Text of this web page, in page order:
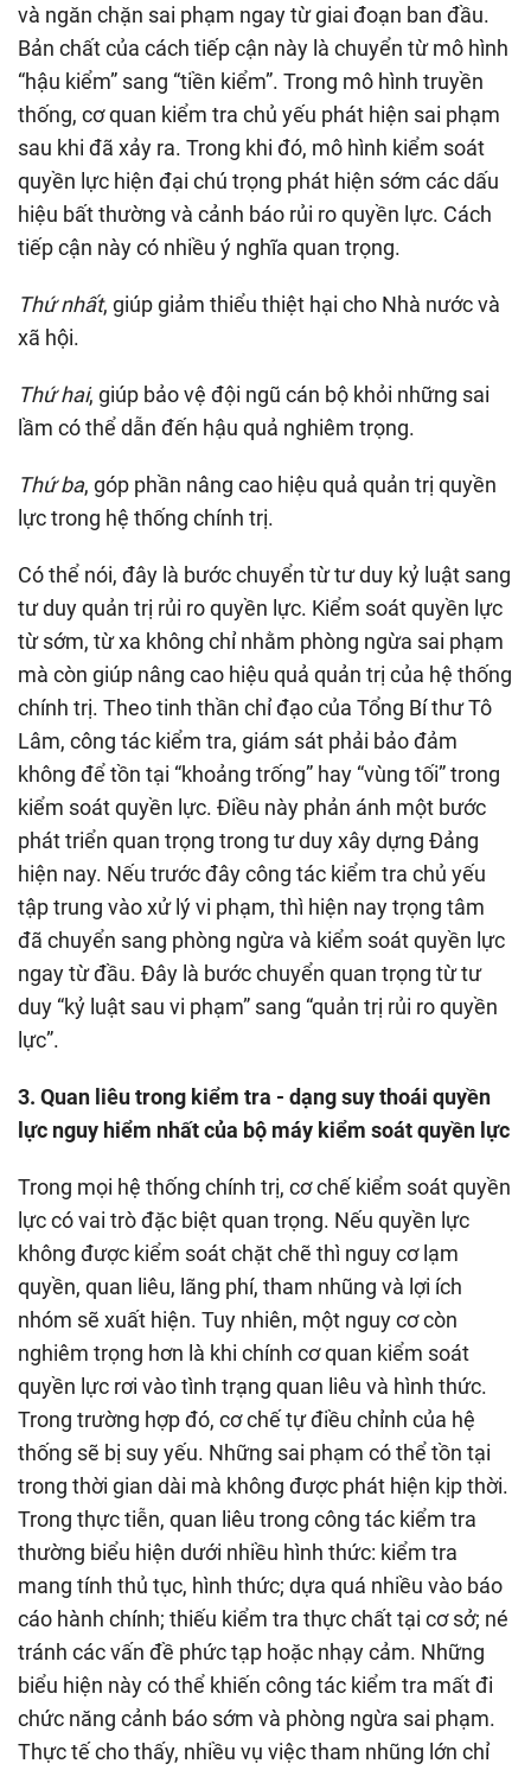
và ngăn chặn sai phạm ngay từ giai đoạn ban đầu.
Bản chất của cách tiếp cận này là chuyển từ mô hình
“hậu kiểm” sang “tiền kiểm”. Trong mô hình truyền
thống, cơ quan kiểm tra chủ yếu phát hiện sai phạm
sau khi đã xảy ra. Trong khi đó, mô hình kiểm soát
quyền lực hiện đại chú trọng phát hiện sớm các dấu
hiệu bất thường và cảnh báo rủi ro quyền lực. Cách
tiếp cận này có nhiều ý nghĩa quan trọng.
Thứ nhất, giúp giảm thiểu thiệt hại cho Nhà nước và
xã hội.
Thứ hai, giúp bảo vệ đội ngũ cán bộ khỏi những sai
lầm có thể dẫn đến hậu quả nghiêm trọng.
Thứ ba, góp phần nâng cao hiệu quả quản trị quyền
lực trong hệ thống chính trị.
Có thể nói, đây là bước chuyển từ tư duy kỷ luật sang
tư duy quản trị rủi ro quyền lực. Kiểm soát quyền lực
từ sớm, từ xa không chỉ nhằm phòng ngừa sai phạm
mà còn giúp nâng cao hiệu quả quản trị của hệ thống
chính trị. Theo tinh thần chỉ đạo của Tổng Bí thư Tô
Lâm, công tác kiểm tra, giám sát phải bảo đảm
không để tồn tại “khoảng trống” hay “vùng tối” trong
kiểm soát quyền lực. Điều này phản ánh một bước
phát triển quan trọng trong tư duy xây dựng Đảng
hiện nay. Nếu trước đây công tác kiểm tra chủ yếu
tập trung vào xử lý vi phạm, thì hiện nay trọng tâm
đã chuyển sang phòng ngừa và kiểm soát quyền lực
ngay từ đầu. Đây là bước chuyển quan trọng từ tư
duy “kỷ luật sau vi phạm” sang “quản trị rủi ro quyền
lực”.
3. Quan liêu trong kiểm tra - dạng suy thoái quyền
lực nguy hiểm nhất của bộ máy kiểm soát quyền lực
Trong mọi hệ thống chính trị, cơ chế kiểm soát quyền
lực có vai trò đặc biệt quan trọng. Nếu quyền lực
không được kiểm soát chặt chẽ thì nguy cơ lạm
quyền, quan liêu, lãng phí, tham nhũng và lợi ích
nhóm sẽ xuất hiện. Tuy nhiên, một nguy cơ còn
nghiêm trọng hơn là khi chính cơ quan kiểm soát
quyền lực rơi vào tình trạng quan liêu và hình thức.
Trong trường hợp đó, cơ chế tự điều chỉnh của hệ
thống sẽ bị suy yếu. Những sai phạm có thể tồn tại
trong thời gian dài mà không được phát hiện kịp thời.
Trong thực tiễn, quan liêu trong công tác kiểm tra
thường biểu hiện dưới nhiều hình thức: kiểm tra
mang tính thủ tục, hình thức; dựa quá nhiều vào báo
cáo hành chính; thiếu kiểm tra thực chất tại cơ sở; né
tránh các vấn đề phức tạp hoặc nhạy cảm. Những
biểu hiện này có thể khiến công tác kiểm tra mất đi
chức năng cảnh báo sớm và phòng ngừa sai phạm.
Thực tế cho thấy, nhiều vụ việc tham nhũng lớn chỉ